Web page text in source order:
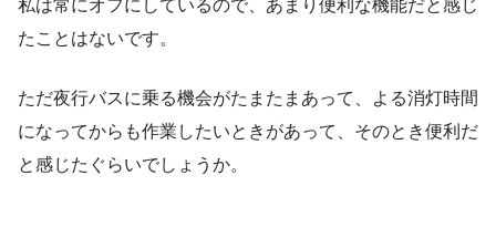
私は常にオフにしているので、あまり便利な機能だと感じ
たことはないです。
ただ夜行バスに乗る機会がたまたまあって、よる消灯時間
になってからも作業したいときがあって、そのとき便利だ
と感じたぐらいでしょうか。